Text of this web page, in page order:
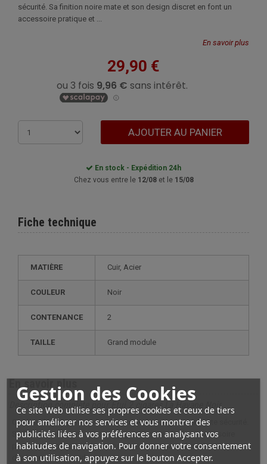
Gestion des Cookies
Ce site Web utilise ses propres cookies et ceux de tiers
pour améliorer nos services et vous montrer des
publicités liées à vos préférences en analysant vos
habitudes de navigation. Pour donner votre consentement
à son utilisation, appuyez sur le bouton Accepter.
sécurité. Sa finition noire mate et son design discret en font un
accessoire pratique et ...
En savoir plus
29,90 €
AJOUTER AU PANIER
En stock - Expédition 24h
Chez vous entre le 12/08et le 15/08
Fiche technique
MATIÈRE Cuir, Acier
COULEUR Noir
CONTENANCE 2
TAILLE grand module
En savoir plus
Description complète pour Étui 2 cigares La Havane Noir
Cet étui élégant permet de transporter deux cigares en toute sécurité.
Sa finition noire mate et son design discret en font un accessoire
pratique et solide, idéal pour protéger vos cigares lors de vos
déplacements quotidiens.